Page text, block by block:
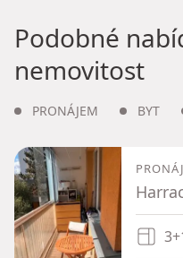
Podobné
nemovitost
PRONÁJEM BYT